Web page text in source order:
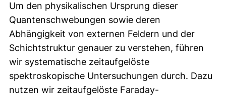
Um den physikalischen Ursprung dieser
Quantenschwebungen sowie deren
Abhängigkeit von externen Feldern und der
Schichtstruktur genauer zu verstehen, führen
wir systematische zeitaufgelöste
spektroskopische Untersuchungen durch. Dazu
nutzen wir zeitaufgelöste Faraday-